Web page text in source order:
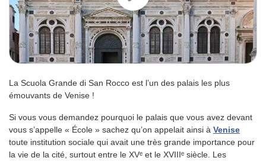
La Scuola Grande di San Rocco est l’un des palais les plus
émouvants de Venise !
Si vous vous demandez pourquoi le palais que vous avez devant
vous s’appelle « École » sachez qu’on appelait ainsi à Venise
toute institution sociale qui avait une très grande importance pour
la vie de la cité, surtout entre le XVᵉ et le XVIIIᵉ siècle. Les